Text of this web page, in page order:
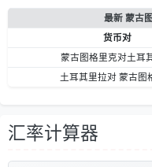
最新 蒙古
货币对
蒙古图格里克对土耳
土耳其里拉对 蒙古图
汇率计算器